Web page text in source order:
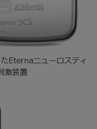
Eternaニューロスティ
激装置